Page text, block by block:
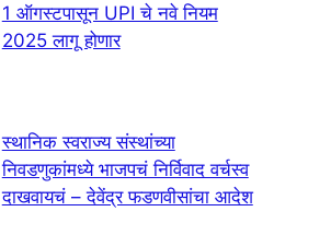
1 ऑगस्टपासून UPI चे नवे नियम
2025 लागू होणार
स्थानिक स्वराज्य संस्थांच्या
निवडणुकांमध्ये भाजपचं निर्विवाद वर्चस्व
दाखवायचं – देवेंद्र फडणवीसांचा आदेश